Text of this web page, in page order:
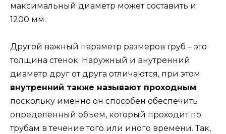
максимальный диаметр может составить и
1200 мм.
Другой важный параметр размеров труб – это
толщина стенок. Наружный и внутренний
диаметр друг от друга отличаются, при этом
внутренний также называют проходным.
поскольку именно он способен обеспечить
определенный объем, который проходит по
трубам в течение того или иного времени. Так,